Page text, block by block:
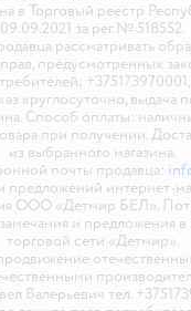
в Торговый реестр
09.09.2021 за рег.№ 518552.
рассматривать
предусмотренных
+375173970001,
круглосуточно, выдача
Способ оплаты:
при получении.
из выбранного магазина.
почты продавца:
предложений интернет-
ООО «Детмир БЕЛ».
и предложения
торговой сети «Детмир».
Валерьевич тел.